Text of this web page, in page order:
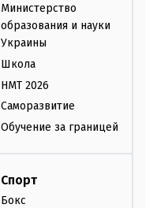
Министерство
образования и науки
Украины
Школа
НМТ 2026
Саморазвитие
Обучение за границей
Спорт
Бокс